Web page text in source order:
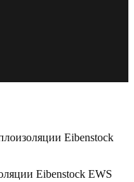
Eibenstock
Eibenstock EWS